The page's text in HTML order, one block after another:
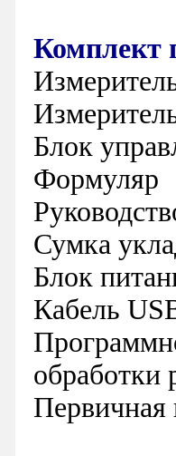
Комплект
Блок
Формуляр
Сумка
Блок
Кабель
обработки
Первичная